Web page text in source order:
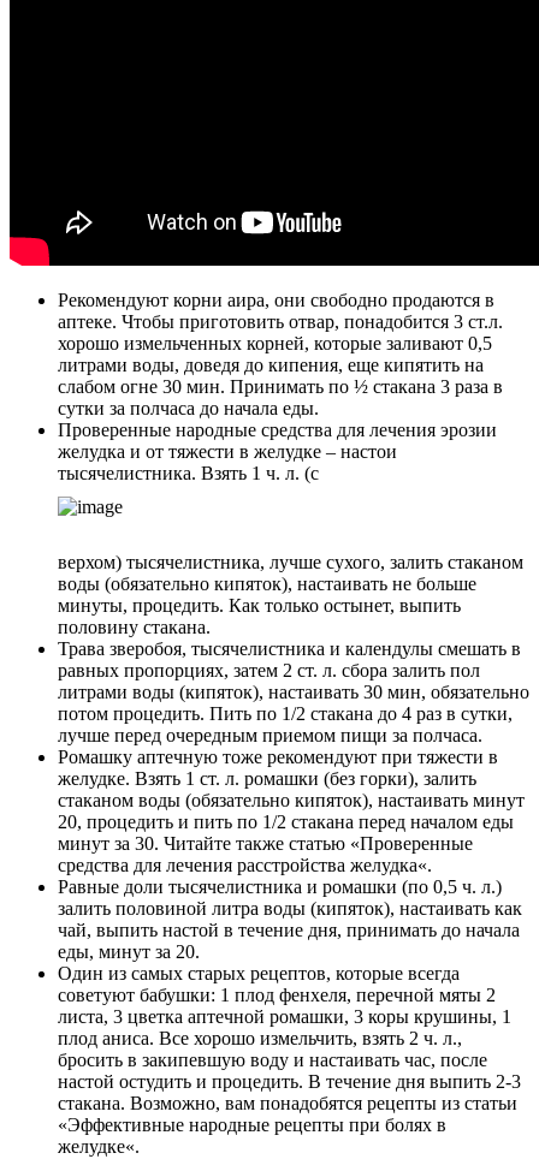
Рекомендуют корни аира, они свободно продаются в
аптеке. Чтобы приготовить отвар, понадобится 3 ст.л.
хорошо измельченных корней, которые заливают 0,5
литрами воды, доведя до кипения, еще кипятить на
слабом огне 30 мин. Принимать по ½ стакана 3 раза в
сутки за полчаса до начала еды.
Проверенные народные средства для лечения эрозии
желудка и от тяжести в желудке – настои
тысячелистника. Взять 1 ч. л. (с
верхом) тысячелистника, лучше сухого, залить стаканом
воды (обязательно кипяток), настаивать не больше
минуты, процедить. Как только остынет, выпить
половину стакана.
Трава зверобоя, тысячелистника и календулы смешать в
равных пропорциях, затем 2 ст. л. сбора залить пол
литрами воды (кипяток), настаивать 30 мин, обязательно
потом процедить. Пить по 1/2 стакана до 4 раз в сутки,
лучше перед очередным приемом пищи за полчаса.
Ромашку аптечную тоже рекомендуют при тяжести в
желудке. Взять 1 ст. л. ромашки (без горки), залить
стаканом воды (обязательно кипяток), настаивать минут
20, процедить и пить по 1/2 стакана перед началом еды
минут за 30. Читайте также статью «Проверенные
средства для лечения расстройства желудка«.
Равные доли тысячелистника и ромашки (по 0,5 ч. л.)
залить половиной литра воды (кипяток), настаивать как
чай, выпить настой в течение дня, принимать до начала
еды, минут за 20.
Один из самых старых рецептов, которые всегда
советуют бабушки: 1 плод фенхеля, перечной мяты 2
листа, 3 цветка аптечной ромашки, 3 коры крушины, 1
плод аниса. Все хорошо измельчить, взять 2 ч. л.,
бросить в закипевшую воду и настаивать час, после
настой остудить и процедить. В течение дня выпить 2-3
стакана. Возможно, вам понадобятся рецепты из статьи
«Эффективные народные рецепты при болях в
желудке«.